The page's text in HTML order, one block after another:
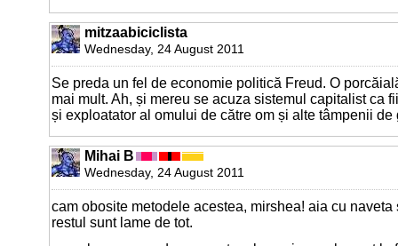
mitzaabiciclista
Wednesday, 24 August 2011
Se preda un fel de economie politică Freud. O
mai mult. Ah, și mereu se acuza sistemul capitalist ca
și exploatator al omului de către om și alte tâmpenii de
Mihai B
Wednesday, 24 August 2011
cam obosite metodele acestea, mirshea! aia cu naveta
restul sunt lame de tot.